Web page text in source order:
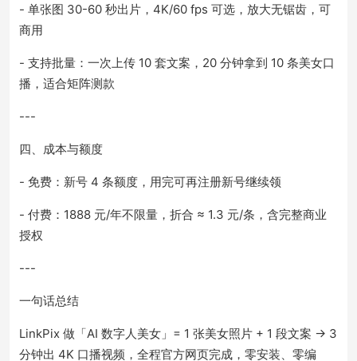
- 单张图 30-60 秒出片，4K/60 fps 可选，放大无锯齿，可
商用
- 支持批量：一次上传 10 套文案，20 分钟拿到 10 条美女口
播，适合矩阵测款
---
四、成本与额度
- 免费：新号 4 条额度，用完可再注册新号继续领
- 付费：1888 元/年不限量，折合 ≈ 1.3 元/条，含完整商业
授权
---
一句话总结
LinkPix 做「AI 数字人美女」= 1 张美女照片 + 1 段文案 → 3
分钟出 4K 口播视频，全程官方网页完成，零安装、零编